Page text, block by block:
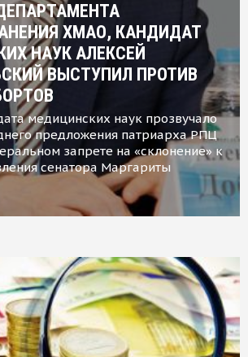
ХМАО, КАНДИДАТ
НАУК АЛЕКСЕЙ
ВЫСТУПИЛ ПРОТИВ
медицинских наук прозвучало
предложения патриарха РПЦ
запрете на «склонение» к
сенатора Маргариты